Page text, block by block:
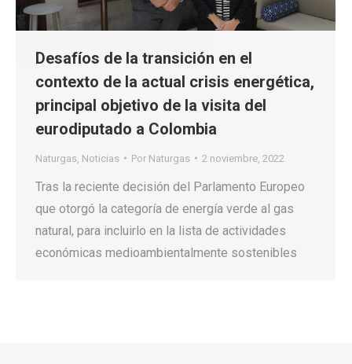
Desafíos de la transición en el
contexto de la actual crisis energética,
principal objetivo de la visita del
eurodiputado a Colombia
Naturgas Noticias Por Naturgas 2 noviembre, 2022
Tras la reciente decisión del Parlamento Europeo
que otorgó la categoría de energía verde al gas
natural, para incluirlo en la lista de actividades
económicas medioambientalmente sostenibles